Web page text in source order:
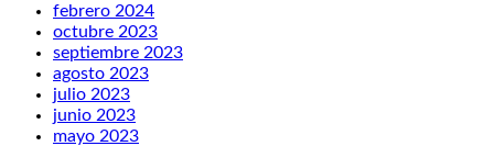
febrero 2024
octubre 2023
septiembre 2023
agosto 2023
julio 2023
junio 2023
mayo 2023